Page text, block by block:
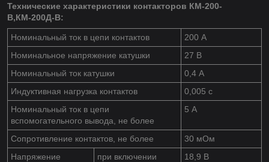
Технические характеристики контакторов КМ-200-
В,КМ-200Д-В:
Номинальный ток в цепи контактов
200 А
Номинальное напряжение катушки
27 В
Номинальный ток катушки
0,4 А
Индуктивная нагрузка контактов
0,005 с
Номинальный ток в цепи
вспомогательного вывода, не более
5 А
Сопротивление контактов, не более
30 мОм
Напряжение
при включении 18,9 В